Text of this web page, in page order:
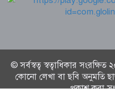
© সর্বস্বত্ব স্বত্বাধিকার
কোনো লেখা বা ছবি অনুমতি